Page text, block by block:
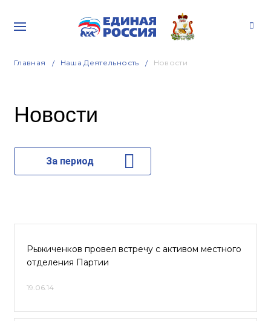
Главная Наша Деятельность Новости
Новости
За период
Рыжиченков провел встречу с активом местного
отделения Партии
19.06.14